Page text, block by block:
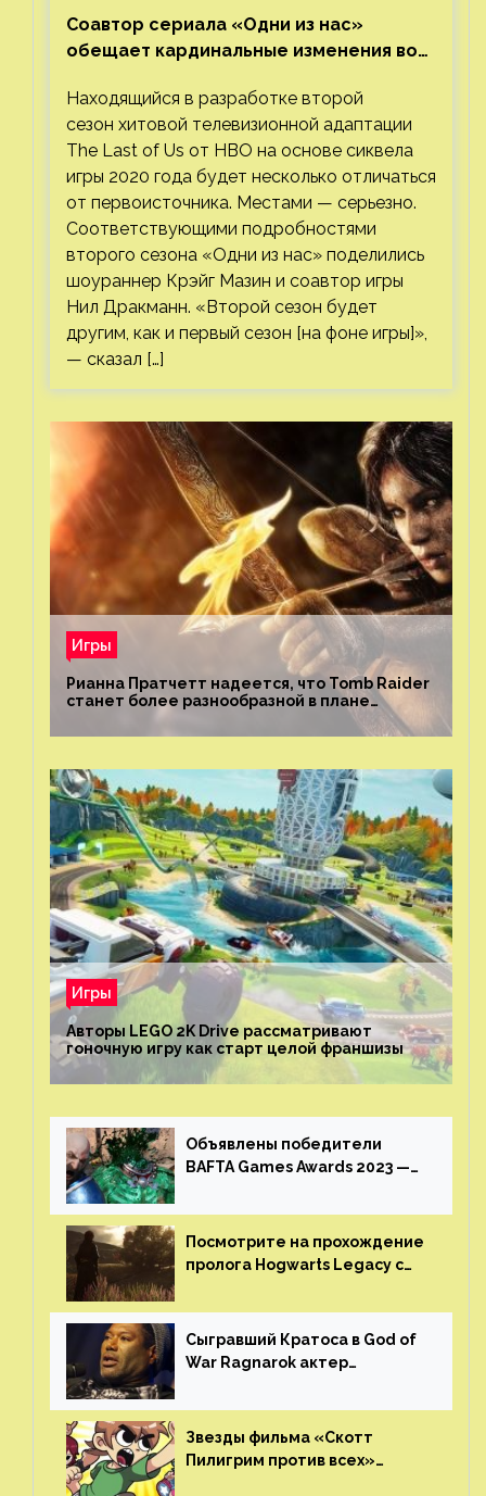
Соавтор сериала «Одни из нас»
обещает кардинальные изменения во
Находящийся в разработке второй
сезон хитовой телевизионной адаптации
The Last of Us от HBO на основе сиквела
игры 2020 года будет несколько отличаться
от первоисточника. Местами — серьезно.
Соответствующими подробностями
второго сезона «Одни из нас» поделились
шоураннер Крэйг Мазин и соавтор игры
Нил Дракманн. «Второй сезон будет
другим, как и первый сезон [на фоне игры]»,
— сказал […]
Игры
Рианна Пратчетт надеется, что Tomb Raider
станет более разнообразной в плане
репрезентации
Игры
Авторы LEGO 2K Drive рассматривают
гоночную игру как старт целой франшизы
Объявлены победители
BAFTA Games Awards 2023 —
получила шесть наград
Посмотрите на прохождение
пролога Hogwarts Legacy с
GamesVoice показала первые
результаты своего труда
Сыгравший Кратоса в God of
War Ragnarok актер
игроков прекратить
консольные войны
Звезды фильма «Скотт
Пилигрим против всех»